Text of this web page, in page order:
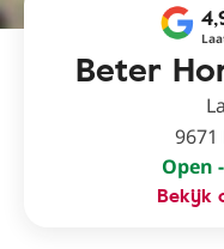
Beter
9671
Open -
Bekijk